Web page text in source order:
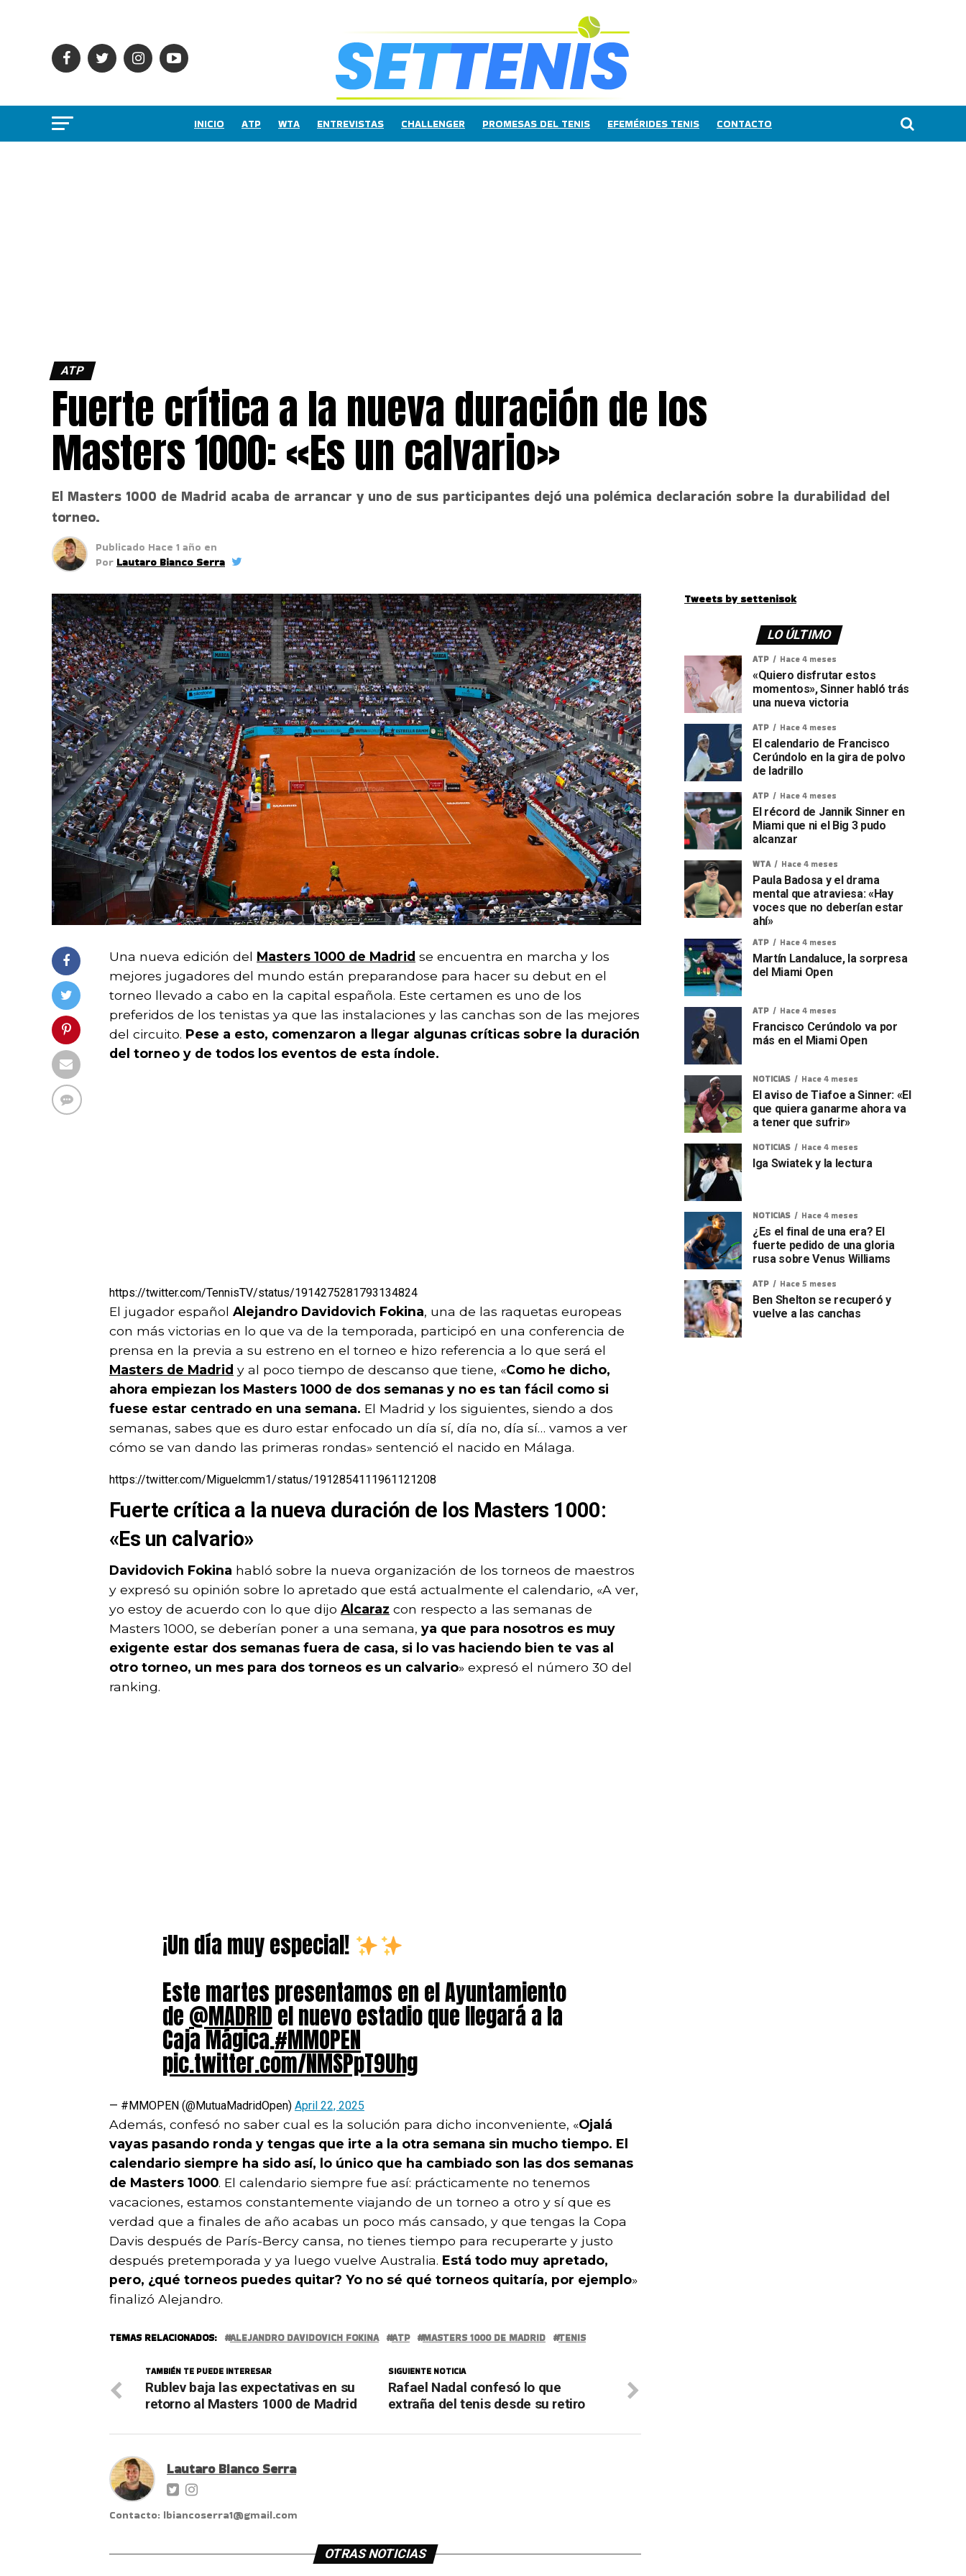
INICIO ATP WTA ENTREVISTAS CHALLENGER PROMESAS DEL TENIS EFEMÉRIDES TENIS CONTACTO
ATP
Fuerte crítica a la nueva duración de los
Masters 1000: «Es un calvario»
El Masters 1000 de Madrid acaba de arrancar y uno de sus participantes dejó una polémica declaración sobre la durabilidad del
torneo.
Publicado Hace 1 año en
Por Lautaro Bianco Serra
Una nueva edición del Masters 1000 de Madrid se encuentra en marcha y los
mejores jugadores del mundo están preparandose para hacer su debut en el
torneo llevado a cabo en la capital española. Este certamen es uno de los
preferidos de los tenistas ya que las instalaciones y las canchas son de las mejores
del circuito. Pese a esto, comenzaron a llegar algunas críticas sobre la duración
del torneo y de todos los eventos de esta índole.
https://twitter.com/TennisTV/status/1914275281793134824
El jugador español Alejandro Davidovich Fokina, una de las raquetas europeas
con más victorias en lo que va de la temporada, participó en una conferencia de
prensa en la previa a su estreno en el torneo e hizo referencia a lo que será el
Masters de Madrid y al poco tiempo de descanso que tiene, «Como he dicho,
ahora empiezan los Masters 1000 de dos semanas y no es tan fácil como si
fuese estar centrado en una semana. El Madrid y los siguientes, siendo a dos
semanas, sabes que es duro estar enfocado un día sí, día no, día sí… vamos a ver
cómo se van dando las primeras rondas» sentenció el nacido en Málaga.
https://twitter.com/Miguelcmm1/status/1912854111961121208
Fuerte crítica a la nueva duración de los Masters 1000:
«Es un calvario»
Davidovich Fokina habló sobre la nueva organización de los torneos de maestros
y expresó su opinión sobre lo apretado que está actualmente el calendario, «A ver,
yo estoy de acuerdo con lo que dijo Alcaraz con respecto a las semanas de
Masters 1000, se deberían poner a una semana, ya que para nosotros es muy
exigente estar dos semanas fuera de casa, si lo vas haciendo bien te vas al
otro torneo, un mes para dos torneos es un calvario» expresó el número 30 del
ranking.
¡Un día muy especial!
Este martes presentamos en el Ayuntamiento
de@MADRIDel nuevo estadio que llegará a la
Caja Mágica.#MMOPEN
pic.twitter.com/NMSPpT9Uhg
— #MMOPEN (@MutuaMadridOpen) April 22, 2025
Además, confesó no saber cual es la solución para dicho inconveniente, «Ojalá
vayas pasando ronda y tengas que irte a la otra semana sin mucho tiempo. El
calendario siempre ha sido así, lo único que ha cambiado son las dos semanas
de Masters 1000. El calendario siempre fue así: prácticamente no tenemos
vacaciones, estamos constantemente viajando de un torneo a otro y sí que es
verdad que a finales de año acabas un poco más cansado, y que tengas la Copa
Davis después de París-Bercy cansa, no tienes tiempo para recuperarte y justo
después pretemporada y ya luego vuelve Australia. Está todo muy apretado,
pero, ¿qué torneos puedes quitar? Yo no sé qué torneos quitaría, por ejemplo»
finalizó Alejandro.
TEMAS RELACIONADOS: ALEJANDRO DAVIDOVICH FOKINA ATP MASTERS 1000 DE MADRID TENIS
SIGUIENTE NOTICIA
Rafael Nadal confesó lo que
extraña del tenis desde su retiro
TAMBIÉN TE PUEDE INTERESAR
Rublev baja las expectativas en su
retorno al Masters 1000 de Madrid
Lautaro Bianco Serra
Contacto: lbiancoserra1@gmail.com
OTRAS NOTICIAS
Tweets by settenisok
LO ÚLTIMO
ATP Hace 4 meses
«Quiero disfrutar estos
momentos», Sinner habló trás
una nueva victoria
ATP Hace 4 meses
El calendario de Francisco
Cerúndolo en la gira de polvo
de ladrillo
ATP Hace 4 meses
El récord de Jannik Sinner en
Miami que ni el Big 3 pudo
alcanzar
WTA Hace 4 meses
Paula Badosa y el drama
mental que atraviesa: «Hay
voces que no deberían estar
ahí»
ATP Hace 4 meses
Martín Landaluce, la sorpresa
del Miami Open
ATP Hace 4 meses
Francisco Cerúndolo va por
más en el Miami Open
NOTICIAS Hace 4 meses
El aviso de Tiafoe a Sinner: «El
que quiera ganarme ahora va
a tener que sufrir»
NOTICIAS Hace 4 meses
Iga Swiatek y la lectura
NOTICIAS Hace 4 meses
¿Es el final de una era? El
fuerte pedido de una gloria
rusa sobre Venus Williams
ATP Hace 5 meses
Ben Shelton se recuperó y
vuelve a las canchas